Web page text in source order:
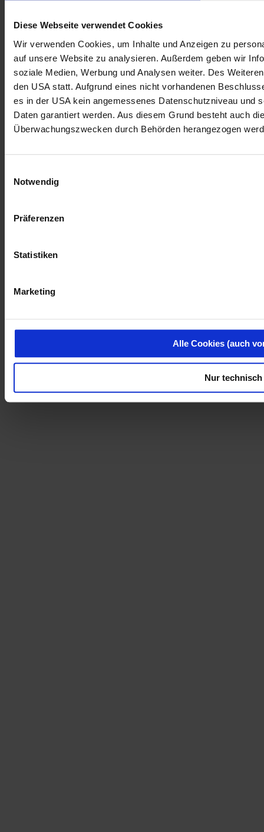
Diese Webseite verwendet Cookies
Wir verwenden Cookies, um Inhalte und Anzeigen zu
auf unsere Website zu analysieren. Außerdem geben wir
soziale Medien, Werbung und Analysen weiter. Des
den USA statt. Aufgrund eines nicht vorhandenen
es in der USA kein angemessenes Datenschutzniveau und
Daten garantiert werden. Aus diesem Grund besteht auch
Überwachungszwecken durch Behörden herangezogen
Notwendig
Präferenzen
Statistiken
Marketing
Alle Cookies (auch
Nur